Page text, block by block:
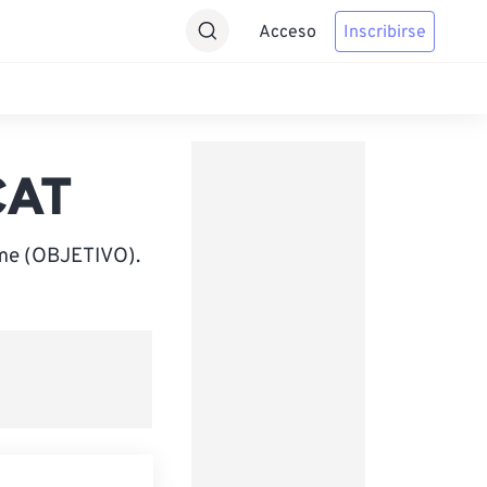
Acceso Inscribirse
(OBJETIVO).